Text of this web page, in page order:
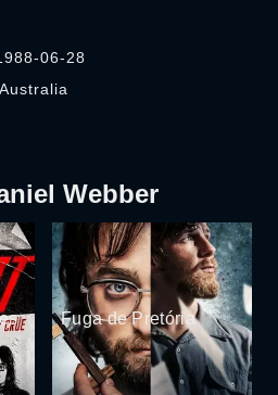
06-28
Webber
Fuga de Pretória